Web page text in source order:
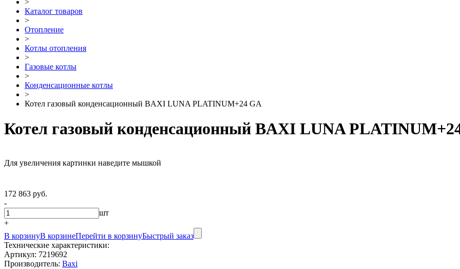
Каталог товаров
>
Отопление
>
Котлы отопления
>
Газовые котлы
>
Конденсационные котлы
>
Котел газовый конденсационный BAXI LUNA PLATINUM+24 GA
Котел газовый конденсационный BAXI LUNA
Для увеличения картинки наведите мышкой
172 863 руб.
-
шт
+
В корзинуВ корзинеПерейти в корзинуБыстрый заказ
Технические характеристики:
Артикул: 7219692
Производитель: Baxi